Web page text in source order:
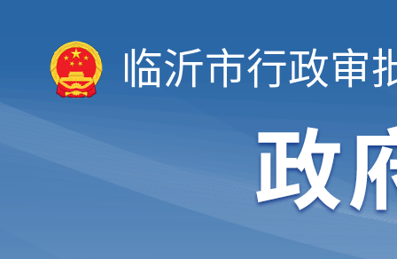
临沂市行政审